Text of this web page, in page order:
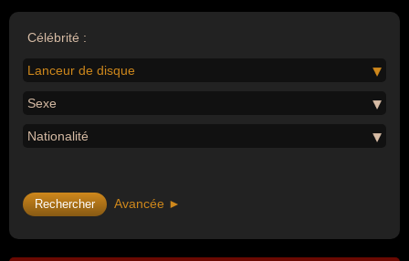
Célébrité :
Lanceur de disque
Sexe
Nationalité
Avancée ►